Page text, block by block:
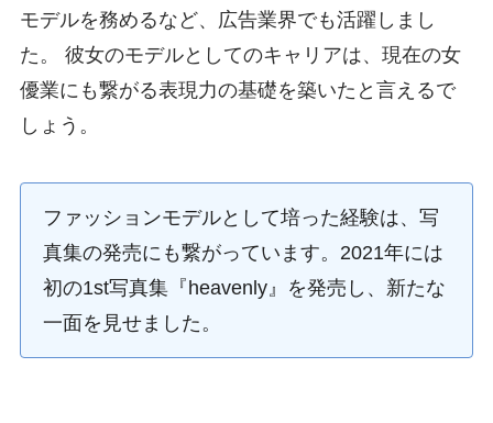
モデルを務めるなど、広告業界でも活躍しまし
た。 彼女のモデルとしてのキャリアは、現在の女
優業にも繋がる表現力の基礎を築いたと言えるで
しょう。
ファッションモデルとして培った経験は、写
真集の発売にも繋がっています。2021年には
初の1st写真集『heavenly』を発売し、新たな
一面を見せました。